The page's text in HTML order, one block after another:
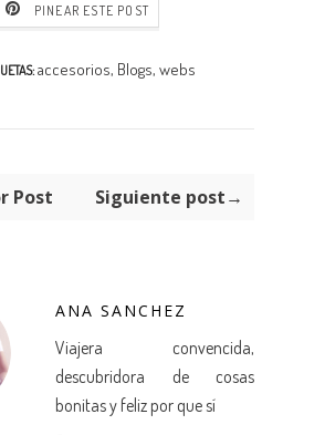
PINEAR ESTE POST
accesorios, Blogs, webs
Post Siguiente post→
ANA SANCHEZ
Viajera convencida,
descubridora de cosas
bonitas y feliz por que sí